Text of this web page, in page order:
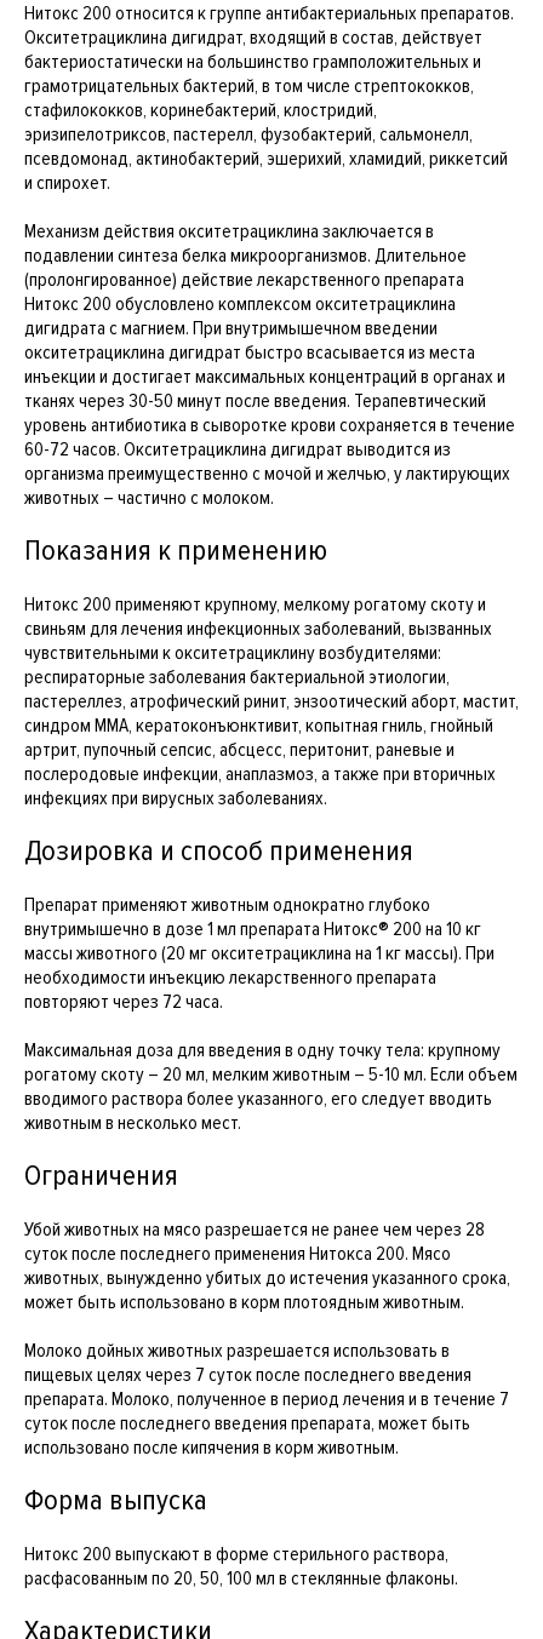
Нитокс 200 относится к группе антибактериальных препаратов.
Окситетрациклина дигидрат, входящий в состав, действует
бактериостатически на большинство грамположительных и
грамотрицательных бактерий, в том числе стрептококков,
стафилококков, коринебактерий, клостридий,
эризипелотриксов, пастерелл, фузобактерий, сальмонелл,
псевдомонад, актинобактерий, эшерихий, хламидий, риккетсий
и спирохет.
Механизм действия окситетрациклина заключается в
подавлении синтеза белка микроорганизмов. Длительное
(пролонгированное) действие лекарственного препарата
Нитокс 200 обусловлено комплексом окситетрациклина
дигидрата с магнием. При внутримышечном введении
окситетрациклина дигидрат быстро всасывается из места
инъекции и достигает максимальных концентраций в органах и
тканях через 30-50 минут после введения. Терапевтический
уровень антибиотика в сыворотке крови сохраняется в течение
60-72 часов. Окситетрациклина дигидрат выводится из
организма преимущественно с мочой и желчью, у лактирующих
животных – частично с молоком.
Показания к применению
Нитокс 200 применяют крупному, мелкому рогатому скоту и
свиньям для лечения инфекционных заболеваний, вызванных
чувствительными к окситетрациклину возбудителями:
респираторные заболевания бактериальной этиологии,
пастереллез, атрофический ринит, энзоотический аборт, мастит,
синдром ММА, кератоконъюнктивит, копытная гниль, гнойный
артрит, пупочный сепсис, абсцесс, перитонит, раневые и
послеродовые инфекции, анаплазмоз, а также при вторичных
инфекциях при вирусных заболеваниях.
Дозировка и способ применения
Препарат применяют животным однократно глубоко
внутримышечно в дозе 1 мл препарата Нитокс® 200 на 10 кг
массы животного (20 мг окситетрациклина на 1 кг массы). При
необходимости инъекцию лекарственного препарата
повторяют через 72 часа.
Максимальная доза для введения в одну точку тела: крупному
рогатому скоту – 20 мл, мелким животным – 5-10 мл. Если объем
вводимого раствора более указанного, его следует вводить
животным в несколько мест.
Ограничения
Убой животных на мясо разрешается не ранее чем через 28
суток после последнего применения Нитокса 200. Мясо
животных, вынужденно убитых до истечения указанного срока,
может быть использовано в корм плотоядным животным.
Молоко дойных животных разрешается использовать в
пищевых целях через 7 суток после последнего введения
препарата. Молоко, полученное в период лечения и в течение 7
суток после последнего введения препарата, может быть
использовано после кипячения в корм животным.
Форма выпуска
Нитокс 200 выпускают в форме стерильного раствора,
расфасованным по 20, 50, 100 мл в стеклянные флаконы.
Характеристики